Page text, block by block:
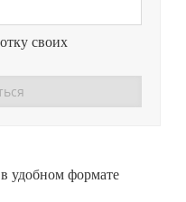
своих
удобном формате